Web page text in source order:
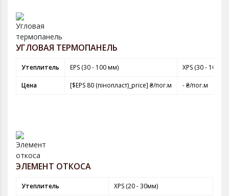
УГЛОВАЯ ТЕРМОПАНЕЛЬ
Утеплитель EPS (30 - 100 мм) XPS (30 - 100
Цена [$EPS 80 (пінопласт)_price] ₴/пог.м - ₴/пог.м
ЭЛЕМЕНТ ОТКОСА
Утеплитель XPS (20 - 30мм)